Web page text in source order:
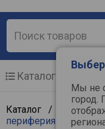
Мы не
город.
Каталог
Каталог /
периферия /